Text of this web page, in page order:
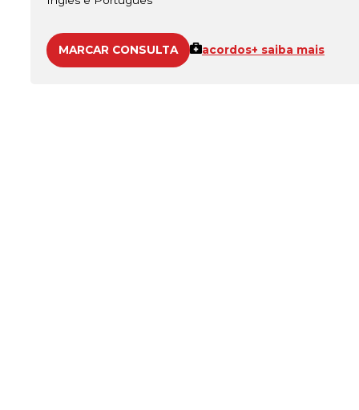
MARCAR CONSULTA acordos+ saiba mais